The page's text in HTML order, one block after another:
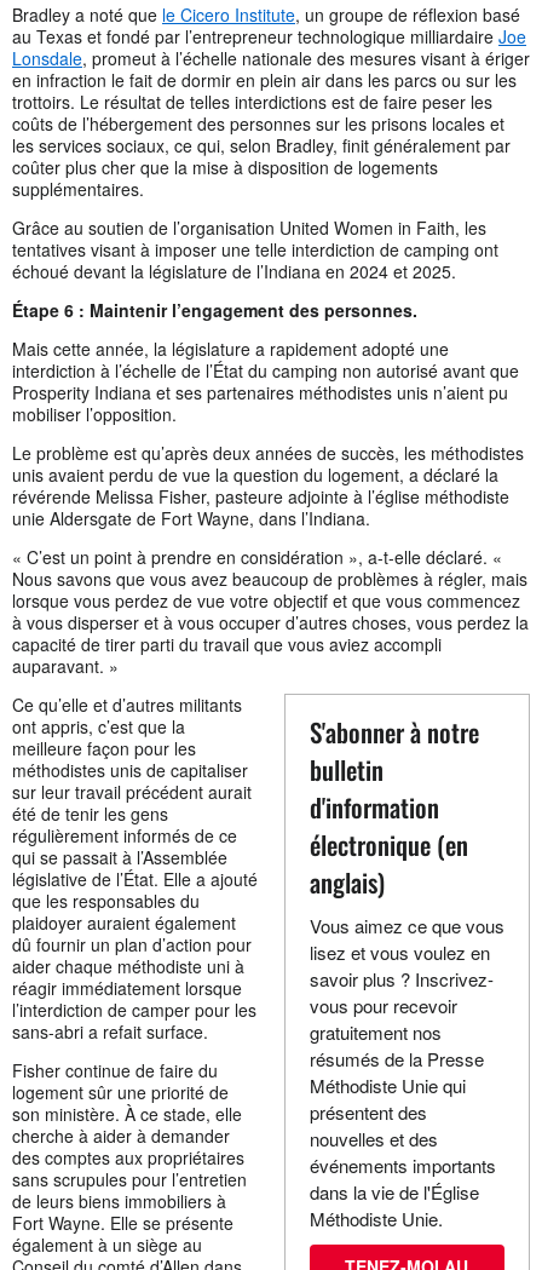
Bradley a noté que le Cicero Institute, un groupe de réflexion basé
au Texas et fondé par l’entrepreneur technologique milliardaire Joe
Lonsdale, promeut à l’échelle nationale des mesures visant à ériger
en infraction le fait de dormir en plein air dans les parcs ou sur les
trottoirs. Le résultat de telles interdictions est de faire peser les
coûts de l’hébergement des personnes sur les prisons locales et
les services sociaux, ce qui, selon Bradley, finit généralement par
coûter plus cher que la mise à disposition de logements
supplémentaires.
Grâce au soutien de l’organisation United Women in Faith, les
tentatives visant à imposer une telle interdiction de camping ont
échoué devant la législature de l’Indiana en 2024 et 2025.
Étape 6 : Maintenir l’engagement des personnes.
Mais cette année, la législature a rapidement adopté une
interdiction à l’échelle de l’État du camping non autorisé avant que
Prosperity Indiana et ses partenaires méthodistes unis n’aient pu
mobiliser l’opposition.
Le problème est qu’après deux années de succès, les méthodistes
unis avaient perdu de vue la question du logement, a déclaré la
révérende Melissa Fisher, pasteure adjointe à l’église méthodiste
unie Aldersgate de Fort Wayne, dans l’Indiana.
« C’est un point à prendre en considération », a-t-elle déclaré. «
Nous savons que vous avez beaucoup de problèmes à régler, mais
lorsque vous perdez de vue votre objectif et que vous commencez
à vous disperser et à vous occuper d’autres choses, vous perdez la
capacité de tirer parti du travail que vous aviez accompli
auparavant. »
S'abonner à notre
bulletin
d'information
électronique (en
anglais)
Vous aimez ce que vous
lisez et vous voulez en
savoir plus ? Inscrivez-
vous pour recevoir
gratuitement nos
résumés de la Presse
Méthodiste Unie qui
présentent des
nouvelles et des
événements importants
dans la vie de l'Église
Méthodiste Unie.
Ce qu’elle et d’autres militants
ont appris, c’est que la
meilleure façon pour les
méthodistes unis de capitaliser
sur leur travail précédent aurait
été de tenir les gens
régulièrement informés de ce
qui se passait à l’Assemblée
législative de l’État. Elle a ajouté
que les responsables du
plaidoyer auraient également
dû fournir un plan d’action pour
aider chaque méthodiste uni à
réagir immédiatement lorsque
l’interdiction de camper pour les
sans-abri a refait surface.
Fisher continue de faire du
logement sûr une priorité de
son ministère. À ce stade, elle
cherche à aider à demander
des comptes aux propriétaires
sans scrupules pour l’entretien
de leurs biens immobiliers à
Fort Wayne. Elle se présente
également à un siège au